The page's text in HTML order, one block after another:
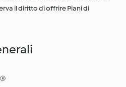
il diritto di offrire Piani di